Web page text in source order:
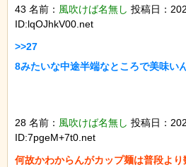
43 名前： 風吹けば名無し 投稿日：
ID:lqOJhkV00.net
>>27
8みたいな中途半端なところで美味い
28 名前： 風吹けば名無し 投稿日：
ID:7pgeM+7t0.net
何故かわからんがカップ麺は普段よ